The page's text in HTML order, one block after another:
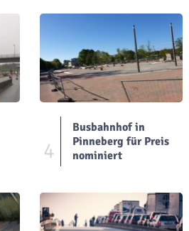
4
Busbahnhof in
Pinneberg für Preis
nominiert